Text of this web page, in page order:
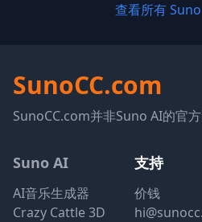
查看所有
SunoCC.com
SunoCC.com并非Suno AI的官方
Suno AI
AI音乐生成器
Crazy Cattle 3D
支持
价钱